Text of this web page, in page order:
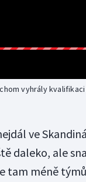
vyhrály kvalifikaci
ve
daleko, ale
tam méně